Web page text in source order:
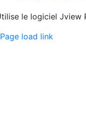
le logiciel Jview
Page load link